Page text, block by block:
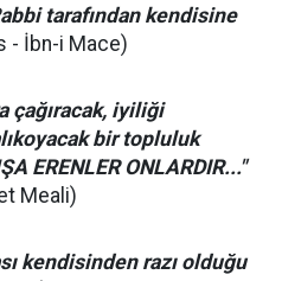
tarafından kendisine
- İbn-i Mace)
çağıracak, iyiliği
bir topluluk
ERENLER ONLARDIR..."
Meali)
kendisinden razı olduğu